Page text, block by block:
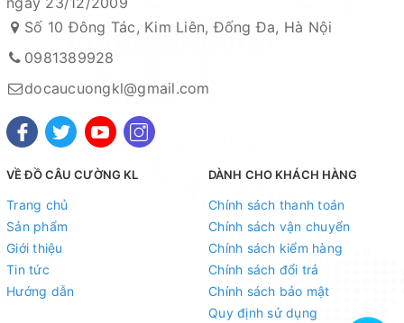
Số 10 Đông Tác, Kim Liên, Đống Đa, Hà Nội
0981389928
docaucuongkl@gmail.com
VỀ ĐỒ CÂU CƯỜNG KL
Trang chủ
Sản phẩm
Giới thiệu
Tin tức
Hướng dẫn
DÀNH CHO KHÁCH HÀNG
Chính sách thanh toán
Chính sách vận chuyển
Chính sách kiểm hàng
Chính sách đổi trả
Chính sách bảo mật
Quy định sử dụng